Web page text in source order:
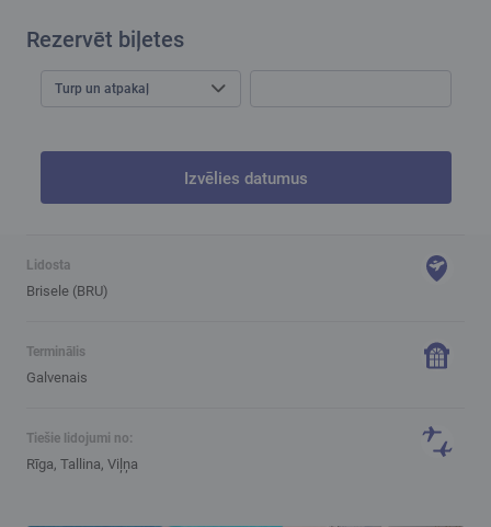
Lidosta
Brisele (BRU)
Terminālis
Galvenais
Tiešie lidojumi no:
Rīga, Tallina, Viļņa
Rezervēt biļetes
Turp un atpakaļ
Izvēlies datumus